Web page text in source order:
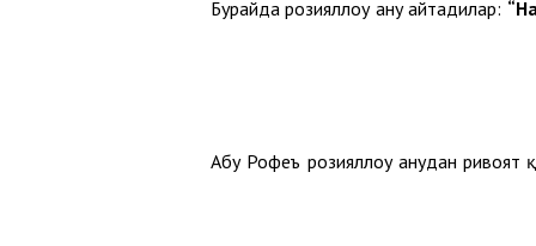
Бурайда розияллоҳу анҳу айтадилар:
Абу Рофеъ розияллоҳу анҳудан ривоят